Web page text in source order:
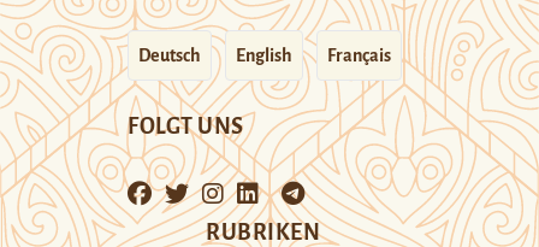
Deutsch English Français
FOLGT UNS
RUBRIKEN